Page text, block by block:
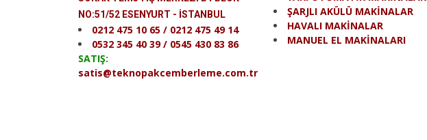
NO:51/52 ESENYURT - İSTANBUL
0212 475 10 65 / 0212 475 49 14
0532 345 40 39 / 0545 430 83 86
SATIŞ:
satis@teknopakcemberleme.com.tr
ŞARJLI AKÜLÜ MAKİNALAR
HAVALI MAKİNALAR
MANUEL EL MAKİNALARI